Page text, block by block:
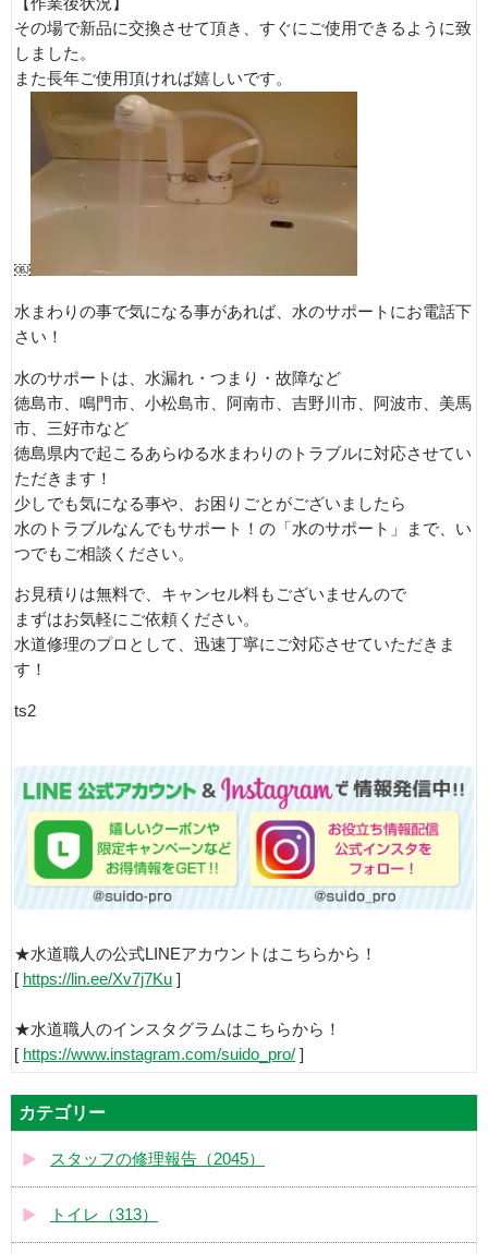
【作業後状況】
その場で新品に交換させて頂き、すぐにご使用できるように致
しました。
また長年ご使用頂ければ嬉しいです。
￼
水まわりの事で気になる事があれば、水のサポートにお電話下
さい！
水のサポートは、水漏れ・つまり・故障など
徳島市、鳴門市、小松島市、阿南市、吉野川市、阿波市、美馬
市、三好市など
徳島県内で起こるあらゆる水まわりのトラブルに対応させてい
ただきます！
少しでも気になる事や、お困りごとがございましたら
水のトラブルなんでもサポート！の「水のサポート」まで、い
つでもご相談ください。
お見積りは無料で、キャンセル料もございませんので
まずはお気軽にご依頼ください。
水道修理のプロとして、迅速丁寧にご対応させていただきま
す！
ts2
★水道職人の公式LINEアカウントはこちらから！
[ https://lin.ee/Xv7j7Ku ]
★水道職人のインスタグラムはこちらから！
[ https://www.instagram.com/suido_pro/ ]
カテゴリー
スタッフの修理報告（2045）
トイレ（313）